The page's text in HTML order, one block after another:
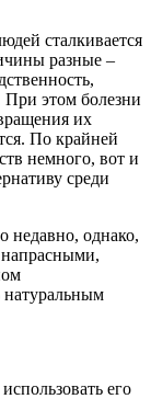
сталкивается
разные –
этом болезни
их
По крайней
немного, вот и
среди
недавно, однако,
напрасными,
натуральным
его